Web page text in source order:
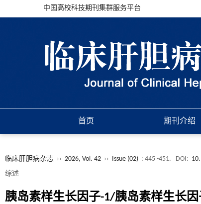
中国高校科技期刊集群服务平台
首页 期刊介绍
临床肝胆病杂志 ›› 2026, Vol. 42 ›› Issue (02) : 445 -451. DOI:
综述
胰岛素样生长因子-1/胰岛素样生长